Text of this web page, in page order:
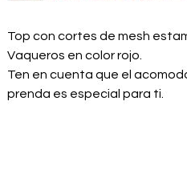
Top con cortes de mesh
Vaqueros en color rojo.
Ten en cuenta que el
prenda es especial para ti.